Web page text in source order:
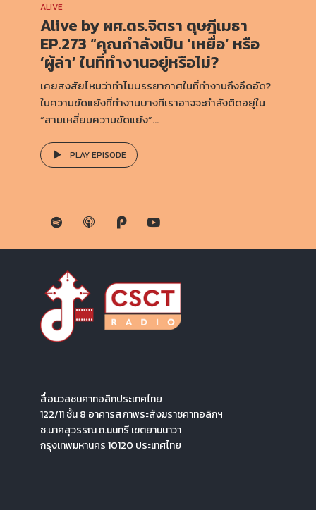
ALIVE
Alive by ผศ.ดร.จิตรา ดุษฎีเมธา
EP.273 “คุณกำลังเป็น ‘เหยื่อ’ หรือ
‘ผู้ล่า’ ในที่ทำงานอยู่หรือไม่?
เคยสงสัยไหมว่าทำไมบรรยากาศในที่ทำงานถึงอึดอัด?
ในความขัดแย้งที่ทำงานบางทีเราอาจจะกำลังติดอยู่ใน
“สามเหลี่ยมความขัดแย้ง”...
PLAY EPISODE
สื่อมวลชนคาทอลิกประเทศไทย
122/11 ชั้น 8 อาคารสภาพระสังฆราชคาทอลิกฯ
ซ.นาคสุวรรณ ถ.นนทรี เขตยานนาวา
กรุงเทพมหานคร 10120 ประเทศไทย